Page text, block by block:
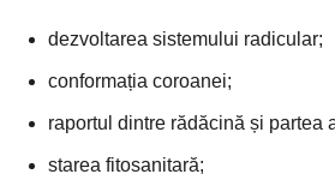
dezvoltarea sistemului radicular;
conformația coroanei;
raportul dintre rădăcină și partea
starea fitosanitară;